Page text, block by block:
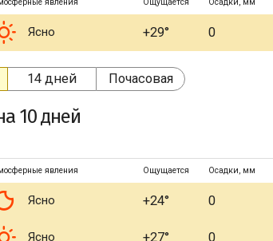
Ясно +29° 0
14 дней Почасовая
10 дней
явления Ощущается Осадки, мм
Ясно +24° 0
Ясно +27° 0